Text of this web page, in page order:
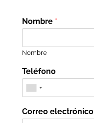
Nombre *
Nombre
Teléfono
Correo electrónico